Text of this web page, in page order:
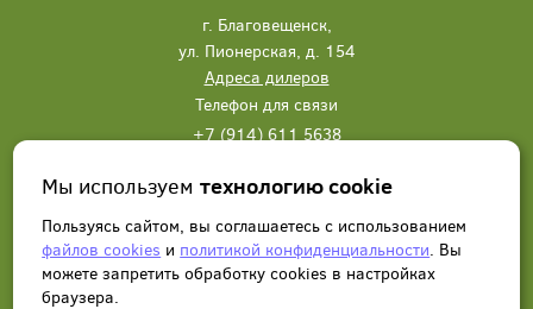
г. Благовещенск,
ул. Пионерская, д. 154
Адреса дилеров
Телефон для связи
+7 (914) 611 5638
Написать нам Заказать звонок
Мы используемтехнологию cookie
Пользуясь сайтом, вы соглашаетесь с использованием
файлов cookies и политикой конфиденциальности. Вы
можете запретить обработку сookies в настройках
браузера.